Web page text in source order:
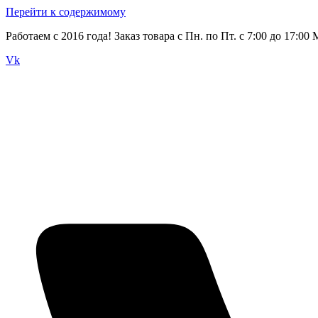
Перейти к содержимому
Работаем с 2016 года! Заказ товара с Пн. по Пт. с 7:00 до 17:00
Vk